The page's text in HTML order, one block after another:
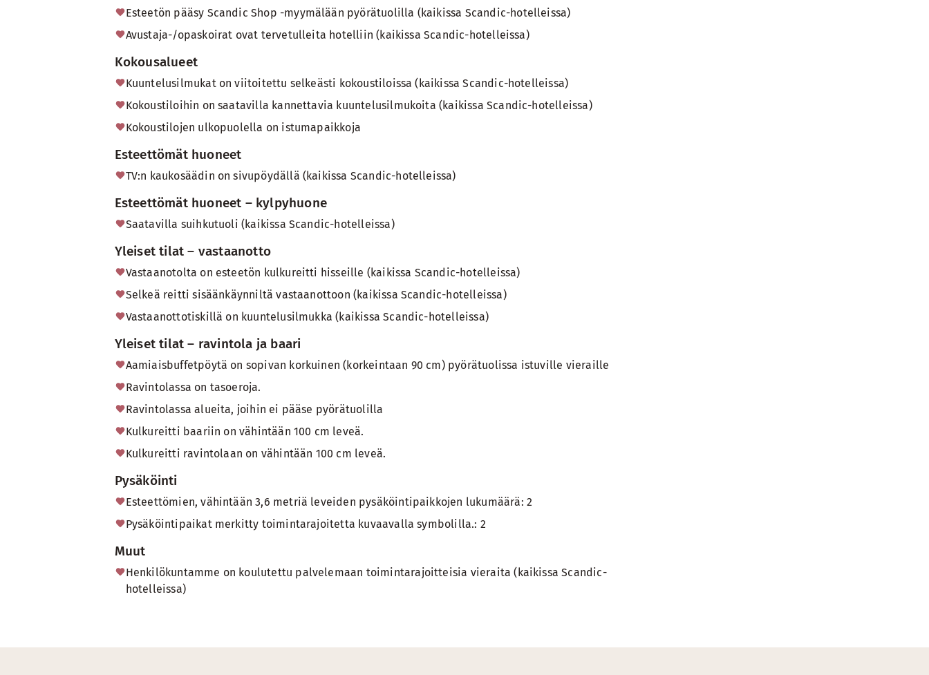
Esteetön pääsy Scandic Shop -myymälään pyörätuolilla (kaikissa Scandic-hotelleissa)
Avustaja-/opaskoirat ovat tervetulleita hotelliin (kaikissa Scandic-hotelleissa)
Kokousalueet
Kuuntelusilmukat on viitoitettu selkeästi kokoustiloissa (kaikissa Scandic-hotelleissa)
Kokoustiloihin on saatavilla kannettavia kuuntelusilmukoita (kaikissa Scandic-hotelleissa)
Kokoustilojen ulkopuolella on istumapaikkoja
Esteettömät huoneet
TV:n kaukosäädin on sivupöydällä (kaikissa Scandic-hotelleissa)
Esteettömät huoneet – kylpyhuone
Saatavilla suihkutuoli (kaikissa Scandic-hotelleissa)
Yleiset tilat – vastaanotto
Vastaanotolta on esteetön kulkureitti hisseille (kaikissa Scandic-hotelleissa)
Selkeä reitti sisäänkäynniltä vastaanottoon (kaikissa Scandic-hotelleissa)
Vastaanottotiskillä on kuuntelusilmukka (kaikissa Scandic-hotelleissa)
Yleiset tilat – ravintola ja baari
Aamiaisbuffetpöytä on sopivan korkuinen (korkeintaan 90 cm) pyörätuolissa istuville vieraille
Ravintolassa on tasoeroja.
Ravintolassa alueita, joihin ei pääse pyörätuolilla
Kulkureitti baariin on vähintään 100 cm leveä.
Kulkureitti ravintolaan on vähintään 100 cm leveä.
Pysäköinti
Esteettömien, vähintään 3,6 metriä leveiden pysäköintipaikkojen lukumäärä: 2
Pysäköintipaikat merkitty toimintarajoitetta kuvaavalla symbolilla.: 2
Muut
Henkilökuntamme on koulutettu palvelemaan toimintarajoitteisia vieraita (kaikissa Scandic-
hotelleissa)